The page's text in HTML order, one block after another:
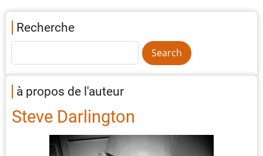
Recherche
à propos de l'auteur
Steve Darlington